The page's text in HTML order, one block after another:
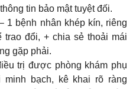
tin bảo mật tuyệt đối.
1 bệnh nhân khép kín, riêng
đổi, + chia sẻ thoải mái
gặp phải.
trị được phòng khám phụ
minh bạch, kê khai rõ ràng